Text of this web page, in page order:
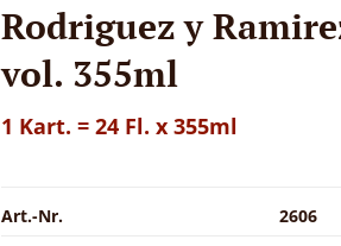
Rodriguez y
vol. 355ml
1 Kart. = 24 Fl. x 355ml
Art.-Nr. 2606